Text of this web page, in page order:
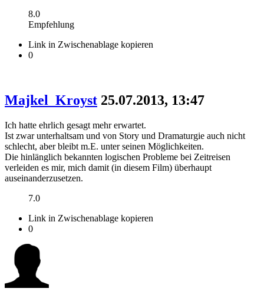
8.0
Empfehlung
Link in Zwischenablage kopieren
0
Majkel_Kroyst 25.07.2013, 13:47
Ich hatte ehrlich gesagt mehr erwartet.
Ist zwar unterhaltsam und von Story und Dramaturgie auch nicht
schlecht, aber bleibt m.E. unter seinen Möglichkeiten.
Die hinlänglich bekannten logischen Probleme bei Zeitreisen
verleiden es mir, mich damit (in diesem Film) überhaupt
auseinanderzusetzen.
7.0
Link in Zwischenablage kopieren
0